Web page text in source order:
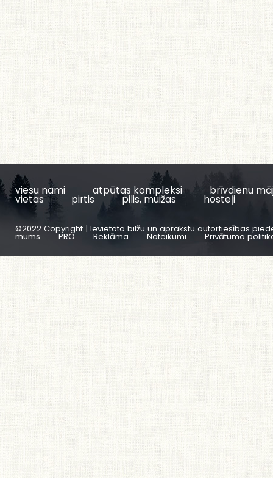
viesu nami atpūtas kompleksi brīvdienu
vietas pirtis pilis, muižas hosteļi
©2022 Copyright | Ievietoto bilžu un aprakstu autortiesības
mums PRO Reklāma Noteikumi Privātuma